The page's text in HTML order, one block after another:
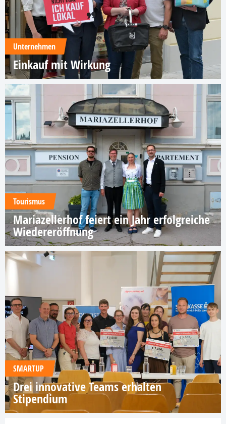
Unternehmen
Einkauf mit Wirkung
Tourismus
Mariazellerhof feiert ein Jahr erfolgreiche
Wiedereröffnung
SMARTUP
Drei innovative Teams erhalten
Stipendium